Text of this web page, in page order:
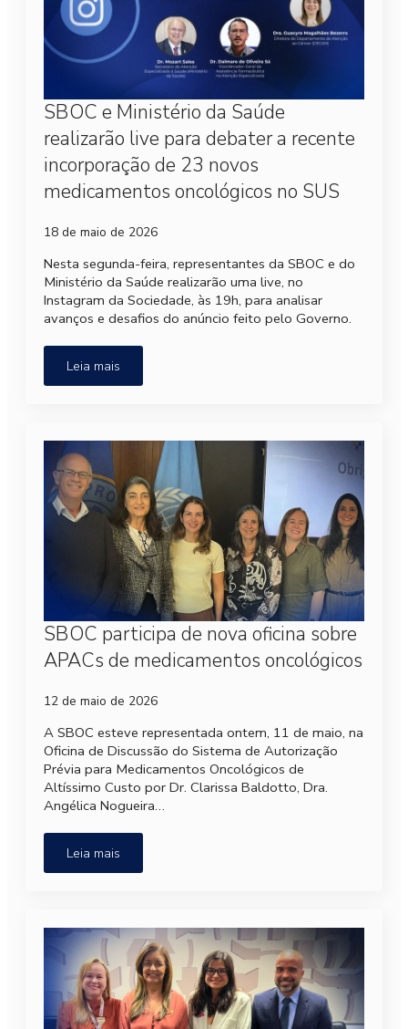
SBOC e Ministério da Saúde
realizarão live para debater a recente
incorporação de 23 novos
medicamentos oncológicos no SUS
18 de maio de 2026
Nesta segunda-feira, representantes da SBOC e do
Ministério da Saúde realizarão uma live, no
Instagram da Sociedade, às 19h, para analisar
avanços e desafios do anúncio feito pelo Governo.
Leia mais
SBOC participa de nova oficina sobre
APACs de medicamentos oncológicos
12 de maio de 2026
A SBOC esteve representada ontem, 11 de maio, na
Oficina de Discussão do Sistema de Autorização
Prévia para Medicamentos Oncológicos de
Altíssimo Custo por Dr. Clarissa Baldotto, Dra.
Angélica Nogueira…
Leia mais